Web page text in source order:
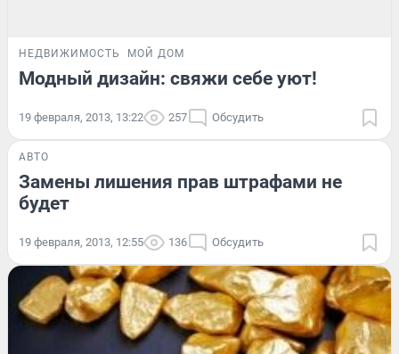
НЕДВИЖИМОСТЬ МОЙ ДОМ
Модный дизайн: свяжи себе уют!
19 февраля, 2013, 13:22 257 Обсудить
АВТО
Замены лишения прав штрафами не
будет
19 февраля, 2013, 12:55 136 Обсудить